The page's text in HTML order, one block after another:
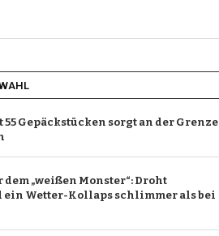
55 Gepäckstücken sorgt an der Grenze
„weißen Monster“: Droht
ein Wetter-Kollaps schlimmer als bei